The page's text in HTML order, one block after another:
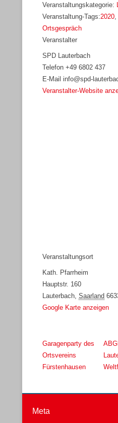
Veranstaltungskategorie:
Veranstaltung-Tags:2020
Ortsgespräch
Veranstalter
SPD Lauterbach
Telefon +49 6802 437
E-Mail info@spd-
Veranstalter-Website
Veranstaltungsort
Kath. Pfarrheim
Hauptstr. 160
Lauterbach Saarland
Google Karte anzeigen
Garagenparty des
Ortsvereins
Fürstenhausen
Meta